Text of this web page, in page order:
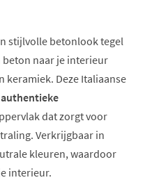
stijlvolle betonlook tegel
naar je interieur
keramiek. Deze Italiaanse
authentieke
dat zorgt voor
Verkrijgbaar in
kleuren, waardoor
interieur.